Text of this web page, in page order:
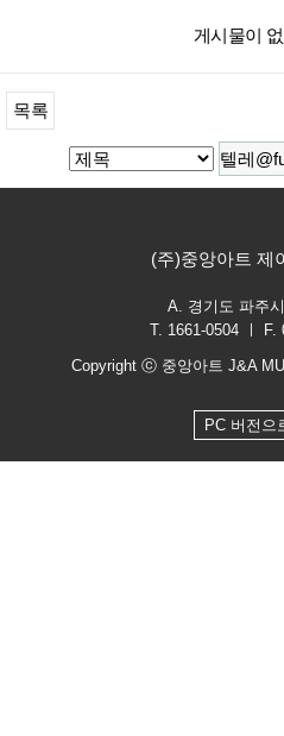
게시물이
목록
(주)중앙아트 제
A. 경기도 파주
T. 1661-0504 ㅣ F.
Copyright ⓒ 중앙아트 J&A
PC 버전으